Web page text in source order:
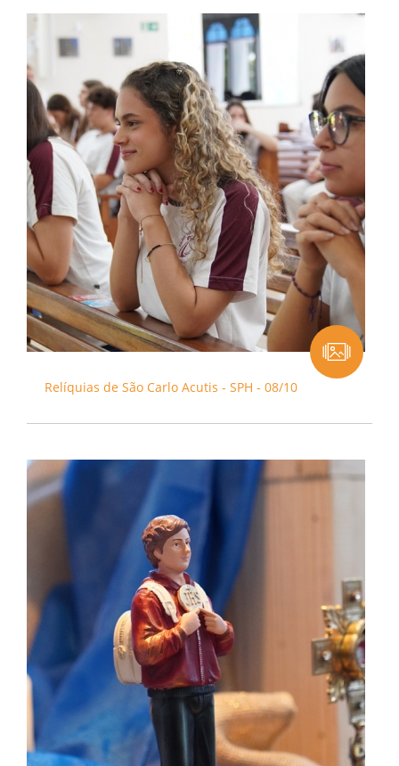
Relíquias de São Carlo Acutis - SPH - 08/10